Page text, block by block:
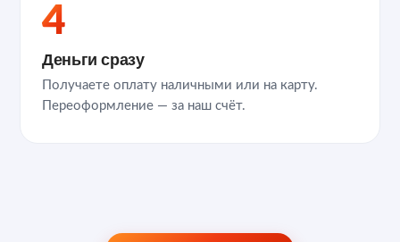
4
Деньги сразу
Получаете оплату наличными или на карту.
Переоформление — за наш счёт.